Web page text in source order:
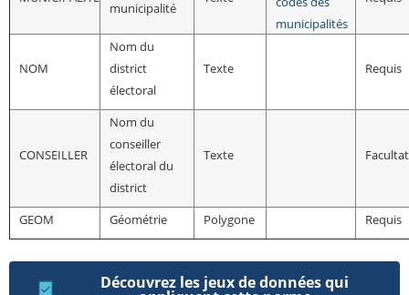
municipalité
municipalités
NOM
Nom du
district
électoral
Texte Requis
CONSEILLER
Nom du
conseiller
électoral du
district
Texte
GEOM Géométrie Polygone Requis
Découvrez les jeux de données qui